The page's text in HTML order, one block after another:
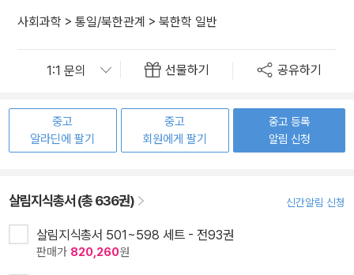
사회과학 > 통일/북한관계 > 북한학 일반
선물하기 공유하기
중고
알라딘에 팔기
중고
회원에게 팔기
중고 등록
알림 신청
살림지식총서 (총 636권) 신간알림 신청
살림지식총서 501~598 세트 - 전93권
판매가 820,260원